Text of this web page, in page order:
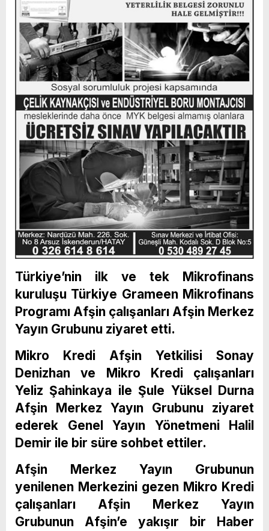
Türkiye’nin ilk ve tek Mikrofinans
kuruluşu Türkiye Grameen Mikrofinans
Programı Afşin çalışanları Afşin Merkez
Yayın Grubunu ziyaret etti.
Mikro Kredi Afşin Yetkilisi Sonay
Denizhan ve Mikro Kredi çalışanları
Yeliz Şahinkaya ile Şule Yüksel Durna
Afşin Merkez Yayın Grubunu ziyaret
ederek Genel Yayın Yönetmeni Halil
Demir ile bir süre sohbet ettiler.
Afşin Merkez Yayın Grubunun
yenilenen Merkezini gezen Mikro Kredi
çalışanları Afşin Merkez Yayın
Grubunun Afşin’e yakışır bir Haber